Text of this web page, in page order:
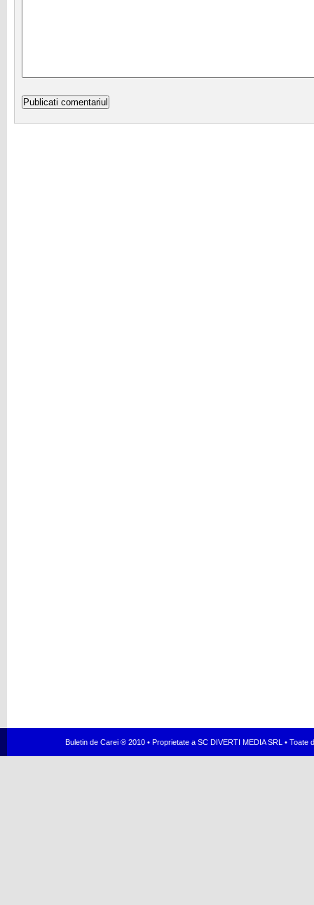
Buletin de Carei ® 2010 • Proprietate a SC DIVERTI MEDIA SRL •